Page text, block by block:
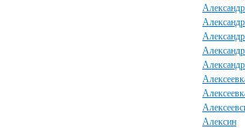
Алексин